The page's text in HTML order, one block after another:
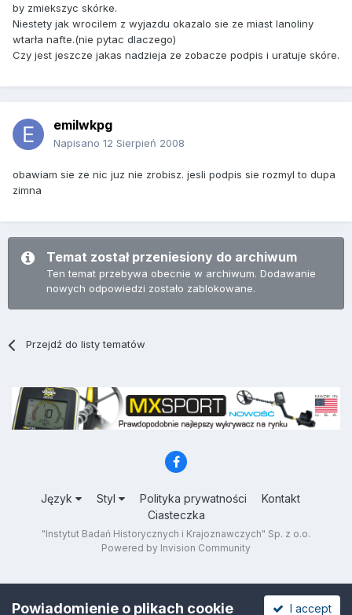
by zmiekszyc skórke.
Niestety jak wrocilem z wyjazdu okazalo sie ze miast lanoliny
wtarła nafte.(nie pytac dlaczego)
Czy jest jeszcze jakas nadzieja ze zobacze podpis i uratuje skóre.
emilwkpg
Napisano 12 Sierpień 2008
obawiam sie ze nic juz nie zrobisz. jesli podpis sie rozmyl to dupa
zimna
Temat został przeniesiony do archiwum
Ten temat przebywa obecnie w archiwum. Dodawanie
nowych odpowiedzi zostało zablokowane.
Przejdź do listy tematów
Język Styl Polityka prywatności
Kontakt
Ciasteczka
"Instytut Badań Historycznych i Krajoznawczych" Sp. z o.o.
Powered by Invision Community
Powiadomienie o plikach cookie I accept